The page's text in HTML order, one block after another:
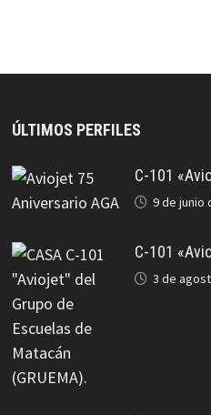
ÚLTIMOS PERFILES
C-101
9 de junio
C-101
3 de